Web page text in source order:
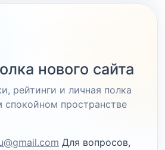
нового сайта
рейтинги и личная полка
пространстве
Для вопросов,